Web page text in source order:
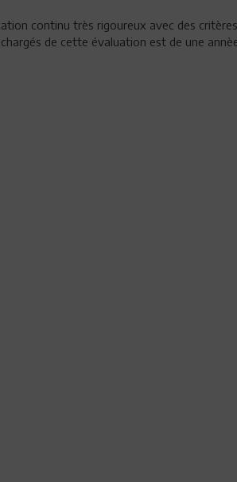
continu très rigoureux avec des
de cette évaluation est de une